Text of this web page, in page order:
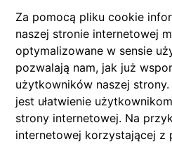
Za pomocą pliku cookie
naszej stronie internetowej
optymalizowane w sensie
pozwalają nam, jak już
użytkowników naszej
jest ułatwienie
strony internetowej. Na
internetowej korzystającej z